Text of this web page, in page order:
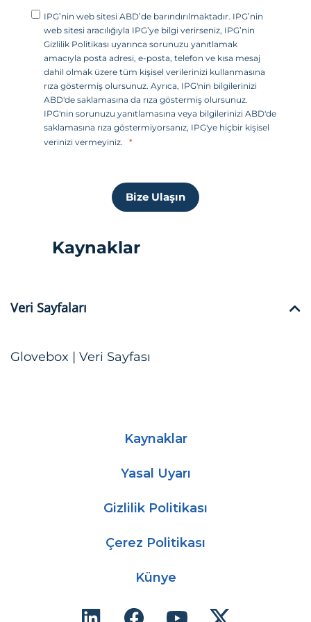
l
e
t
e
r
i
IPG’nin web sitesi ABD’de barındırılmaktadır. IPG’nin
web sitesi aracılığıyla IPG’ye bilgi verirseniz, IPG’nin
Gizlilik Politikası uyarınca sorunuzu yanıtlamak
amacıyla posta adresi, e-posta, telefon ve kısa mesaj
dahil olmak üzere tüm kişisel verilerinizi kullanmasına
rıza göstermiş olursunuz. Ayrıca, IPG'nin bilgilerinizi
ABD'de saklamasına da rıza göstermiş olursunuz.
IPG'nin sorunuzu yanıtlamasına veya bilgilerinizi ABD'de
saklamasına rıza göstermiyorsanız, IPG'ye hiçbir kişisel
verinizi vermeyiniz.
Bize Ulaşın
Kaynaklar
Veri Sayfaları
Glovebox | Veri Sayfası
Kaynaklar
Yasal Uyarı
Gizlilik Politikası
Çerez Politikası
Künye